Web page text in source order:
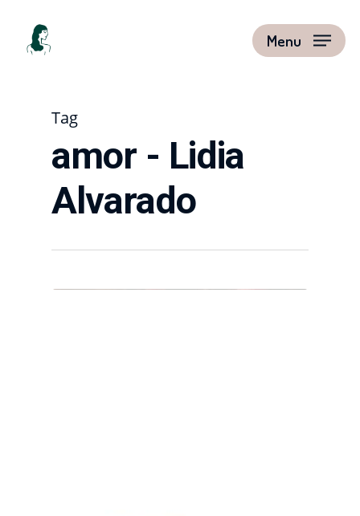
Menu
Tag
amor - Lidia
Alvarado